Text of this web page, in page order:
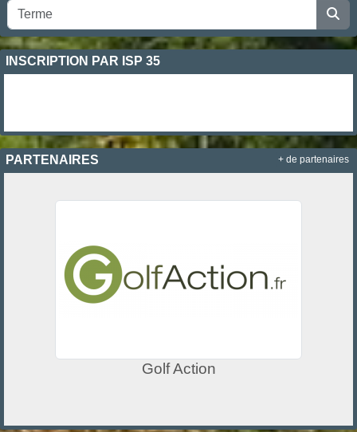
INSCRIPTION PAR ISP 35
PARTENAIRES
Golf Action
+ de partenaires